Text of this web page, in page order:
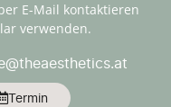
E-Mail kontaktieren
verwenden.
Termin